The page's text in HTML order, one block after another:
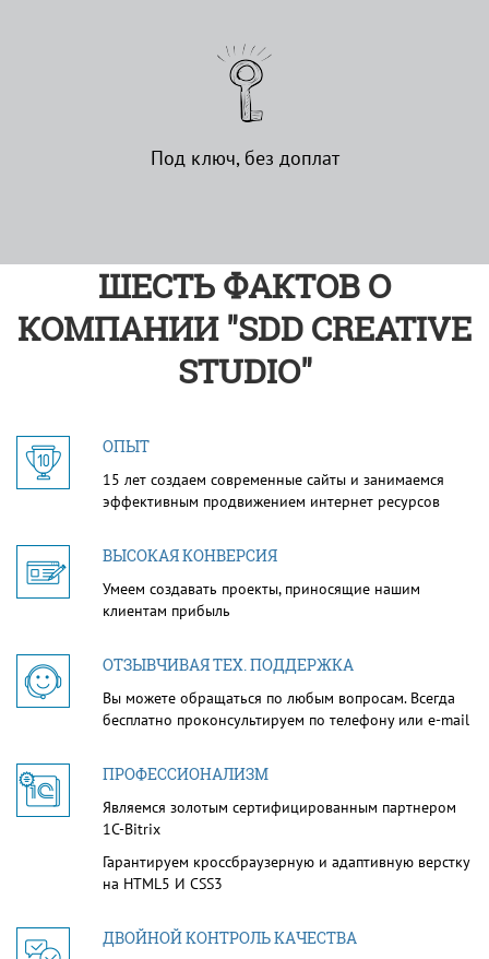
Под ключ, без доплат
ШЕСТЬ ФАКТОВ О
КОМПАНИИ "SDD CREATIVE
STUDIO"
ОПЫТ
15 лет создаем современные сайты и занимаемся
эффективным продвижением интернет ресурсов
ВЫСОКАЯ КОНВЕРСИЯ
Умеем создавать проекты, приносящие нашим
клиентам прибыль
ОТЗЫВЧИВАЯ ТЕХ. ПОДДЕРЖКА
Вы можете обращаться по любым вопросам. Всегда
бесплатно проконсультируем по телефону или e-mail
ПРОФЕССИОНАЛИЗМ
Являемся золотым сертифицированным партнером
1С-Bitrix
Гарантируем кроссбраузерную и адаптивную верстку
на HTML5 И CSS3
ДВОЙНОЙ КОНТРОЛЬ КАЧЕСТВА